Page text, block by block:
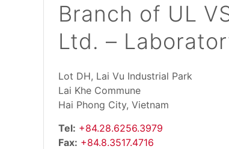
Branch of UL
Ltd. –
Lot DH, Lai Vu Industrial Park
Lai Khe Commune
Hai Phong City, Vietnam
Tel: +84.28.6256.3979
Fax: +84.8.3517.4716